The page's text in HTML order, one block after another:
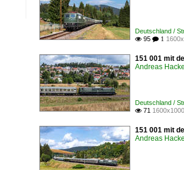
Deutschland /
 95  1
151 001 mit
Andreas
Deutschland /
 71
151 001 mit
Andreas